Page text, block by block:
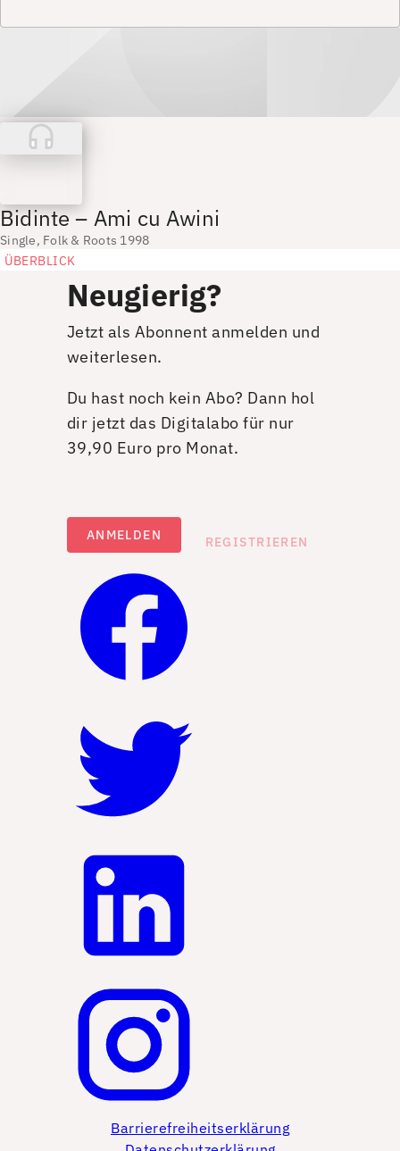
Bidinte – Ami cu Awini
Single, Folk & Roots 1998
ÜBERBLICK
Neugierig?
Jetzt als Abonnent anmelden und
weiterlesen.
Du hast noch kein Abo? Dann hol
dir jetzt das Digitalabo für nur
39,90 Euro pro Monat.
ANMELDEN REGISTRIEREN
Barrierefreiheitserklärung